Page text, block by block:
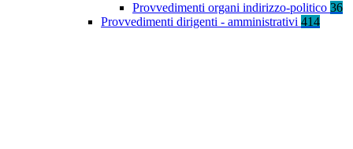
Provvedimenti organi indirizzo-politico 36
Provvedimenti dirigenti - amministrativi 414